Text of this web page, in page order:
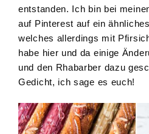
entstanden. Ich bin bei
auf Pinterest auf ein
welches allerdings mit
habe hier und da einige
und den Rhabarber dazu
Gedicht, ich sage es euch!